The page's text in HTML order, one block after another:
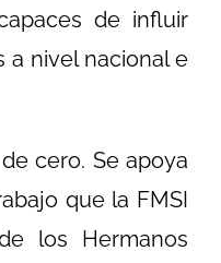
de influir
a nivel nacional e
cero. Se apoya
que la FMSI
los Hermanos